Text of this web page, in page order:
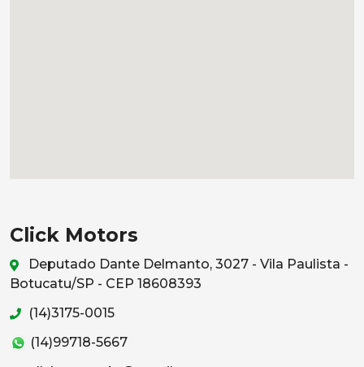
Click Motors
Deputado Dante Delmanto, 3027 - Vila Paulista -
Botucatu/SP - CEP 18608393
(14)3175-0015
(14)99718-5667